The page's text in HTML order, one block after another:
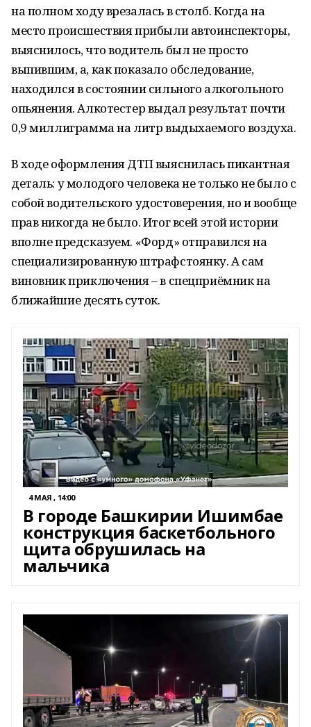
на полном ходу врезалась в столб. Когда на
место происшествия прибыли автоинспекторы,
выяснилось, что водитель был не просто
выпившим, а, как показало обследование,
находился в состоянии сильного алкогольного
опьянения. Алкотестер выдал результат почти
0,9 миллиграмма на литр выдыхаемого воздуха.
В ходе оформления ДТП выяснилась пикантная
деталь: у молодого человека не только не было с
собой водительского удостоверения, но и вообще
прав никогда не было. Итог всей этой истории
вполне предсказуем. «Форд» отправился на
специализированную штрафстоянку. А сам
виновник приключения – в спецприёмник на
ближайшие десять суток.
4 МАЯ , 14:00
В городе Башкирии Ишимбае
конструкция баскетбольного
щита обрушилась на
мальчика